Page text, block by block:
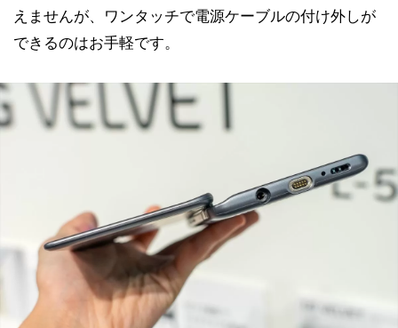
えませんが、ワンタッチで電源ケーブルの付け外しが
できるのはお手軽です。